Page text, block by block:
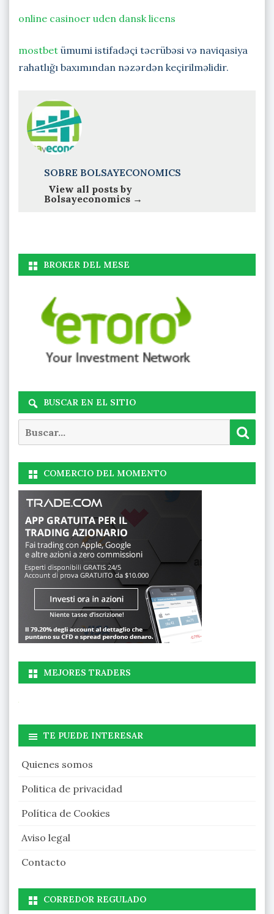
online casinoer uden dansk licens
mostbet ümumi istifadəçi təcrübəsi və naviqasiya
rahatlığı baxımından nəzərdən keçirilməlidir.
SOBRE BOLSAYECONOMICS
View all posts by
Bolsayeconomics →
BROKER DEL MESE
BUSCAR EN EL SITIO
COMERCIO DEL MOMENTO
MEJORES TRADERS
TE PUEDE INTERESAR
Quienes somos
Politica de privacidad
Política de Cookies
Aviso legal
Contacto
CORREDOR REGULADO